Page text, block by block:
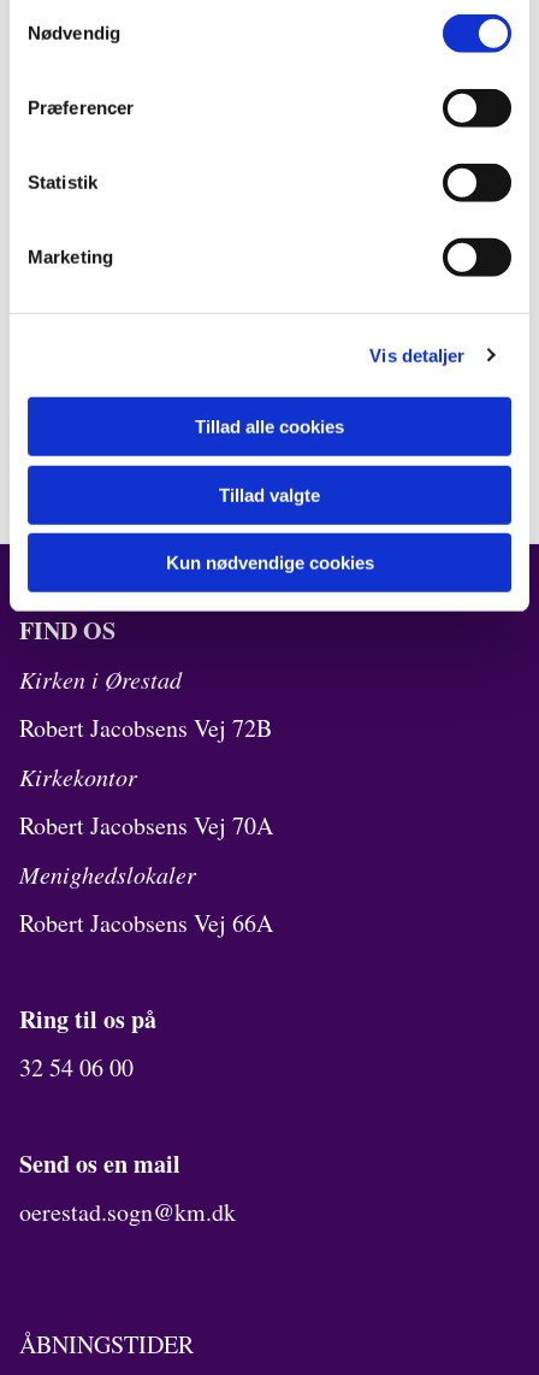
Nødvendig
Præferencer
Statistik
Marketing
Vis detaljer
Tillad alle cookies
Tillad valgte
Kun nødvendige cookies
FIND OS
Kirken i Ørestad
Robert Jacobsens Vej 72B
Kirkekontor
Robert Jacobsens Vej 70A
Menighedslokaler
Robert Jacobsens Vej 66A
Ring til os på
32 54 06 00
Send os en mail
oerestad.sogn@km.dk
ÅBNINGSTIDER